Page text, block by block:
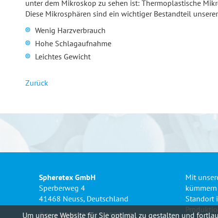
unter dem Mikroskop zu sehen ist: Thermoplastische
Diese Mikrosphären sind ein wichtiger Bestandteil
Wenig Harzverbrauch
Hohe Schlagaufnahme
Leichtes Gewicht
Zurück
Spheretex GmbH
Sperberweg 4
41468 Neuss, Deutschland
Tel.: + 49 (0) 2131 12558 - 0
Mit
Standort
Um unsere Website für Sie optimal zu gestalten und